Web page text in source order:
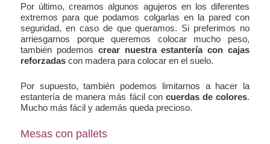
Por último, creamos algunos agujeros en los diferentes
extremos para que podamos colgarlas en la pared con
seguridad, en caso de que queramos. Si preferimos no
arriesgarnos porque queremos colocar mucho peso,
también podemos crear nuestra estantería con cajas
reforzadas con madera para colocar en el suelo.
Por supuesto, también podemos limitarnos a hacer la
estantería de manera más fácil con cuerdas de colores.
Mucho más fácil y además queda precioso.
Mesas con pallets